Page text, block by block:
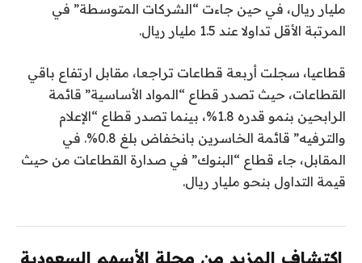
مليار ريال، في حين جاءت “الشركات المتوسطة” في
المرتبة الأقل تداولا عند 1.5 مليار ريال.
قطاعيا، سجلت أربعة قطاعات تراجعا، مقابل ارتفاع باقي
القطاعات، حيث تصدر قطاع “المواد الأساسية” قائمة
الرابحين بنمو قدره 1.8%، بينما تصدر قطاع “الإعلام
والترفيه” قائمة الخاسرين بانخفاض بلغ 0.8%. في
المقابل، جاء قطاع “البنوك” في صدارة القطاعات من حيث
قيمة التداول بنحو مليار ريال.
اكتشاف المزيد من مجلة الأسهم السعودية